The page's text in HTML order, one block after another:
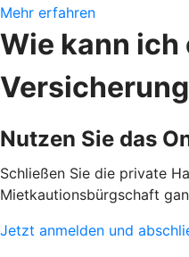
Mehr erfahren
Wie kann ich
Nutzen Sie das
Schließen Sie die private
Mietkautionsbürgschaft
Jetzt anmelden und